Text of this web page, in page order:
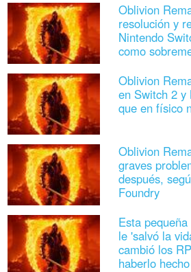
Oblivion
resolución y
Nintendo
como
Oblivion
en Switch 2 y
que en físico
Oblivion
graves
después,
Foundry
Esta
le 'salvó la
cambió los
haberlo